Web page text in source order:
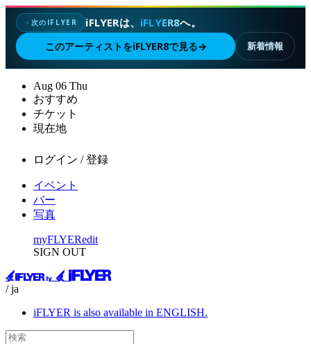
✦次のIFLYER iFLYERは、 iFLYER8へ。
このアーティストをiFLYER8で見る→ 新着情報
Aug 06 Thu
おすすめ
チケット
現在地
ログイン / 登録
イベント
バー
写真
myFLYERedit
SIGN OUT
/ ja
iFLYER is also available in ENGLISH.